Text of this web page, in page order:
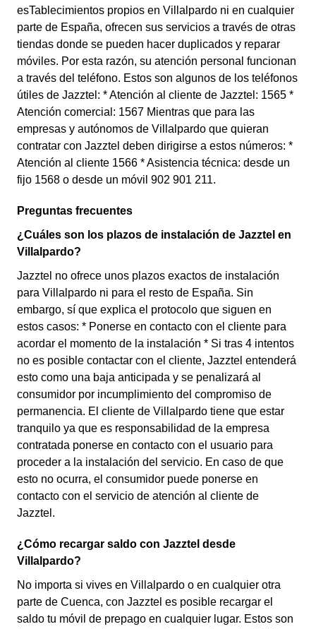
esTablecimientos propios en Villalpardo ni en cualquier
parte de España, ofrecen sus servicios a través de otras
tiendas donde se pueden hacer duplicados y reparar
móviles. Por esta razón, su atención personal funcionan
a través del teléfono. Estos son algunos de los teléfonos
útiles de Jazztel: * Atención al cliente de Jazztel: 1565 *
Atención comercial: 1567 Mientras que para las
empresas y autónomos de Villalpardo que quieran
contratar con Jazztel deben dirigirse a estos números: *
Atención al cliente 1566 * Asistencia técnica: desde un
fijo 1568 o desde un móvil 902 901 211.
Preguntas frecuentes
¿Cuáles son los plazos de instalación de Jazztel en
Villalpardo?
Jazztel no ofrece unos plazos exactos de instalación
para Villalpardo ni para el resto de España. Sin
embargo, sí que explica el protocolo que siguen en
estos casos: * Ponerse en contacto con el cliente para
acordar el momento de la instalación * Si tras 4 intentos
no es posible contactar con el cliente, Jazztel entenderá
esto como una baja anticipada y se penalizará al
consumidor por incumplimiento del compromiso de
permanencia. El cliente de Villalpardo tiene que estar
tranquilo ya que es responsabilidad de la empresa
contratada ponerse en contacto con el usuario para
proceder a la instalación del servicio. En caso de que
esto no ocurra, el consumidor puede ponerse en
contacto con el servicio de atención al cliente de
Jazztel.
¿Cómo recargar saldo con Jazztel desde
Villalpardo?
No importa si vives en Villalpardo o en cualquier otra
parte de Cuenca, con Jazztel es posible recargar el
saldo tu móvil de prepago en cualquier lugar. Estos son